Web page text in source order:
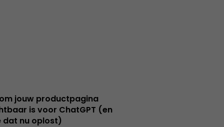
jouw productpagina
is voor ChatGPT (en
dat nu oplost)